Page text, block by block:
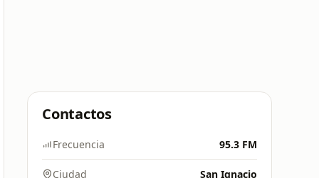
Contactos
Frecuencia 95.3 FM
Ciudad San Ignacio